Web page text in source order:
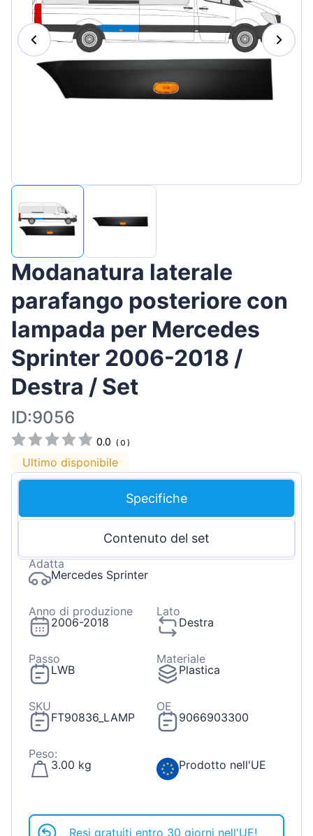
Magyar
Lietuvių
Slovenian
Modanatura laterale
parafango posteriore con
lampada per Mercedes
Sprinter 2006-2018 /
Destra / Set
ID:9056
0.0 (0 )
Ultimo disponibile
Specifiche
Contenuto del set
Adatta
Mercedes Sprinter
Anno di produzione
2006-2018
Lato
Destra
Passo
LWB
Materiale
Plastica
SKU
FT90836_LAMP
OE
9066903300
Peso:
3.00 kg
Prodotto nell'UE
Resi gratuiti entro 30 giorni nell'UE!